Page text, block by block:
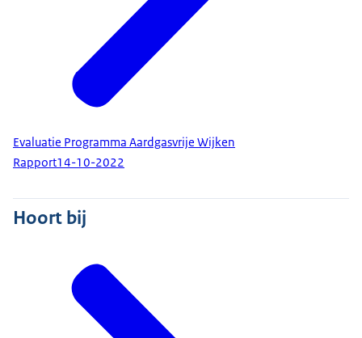
Evaluatie Programma Aardgasvrije Wijken
Rapport14-10-2022
Hoort bij